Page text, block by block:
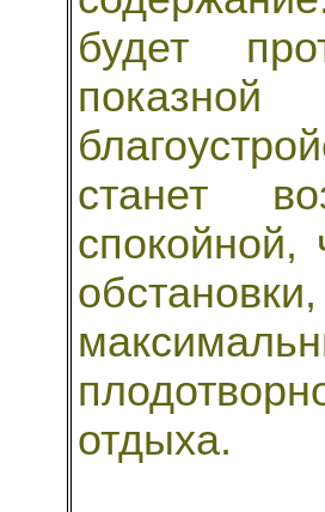
будет
станет
отдыха.